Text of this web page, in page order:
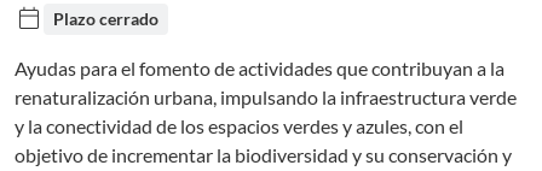
calendar_today Plazo cerrado
Ayudas para el fomento de actividades que contribuyan a la
renaturalización urbana, impulsando la infraestructura verde
y la conectividad de los espacios verdes y azules, con el
objetivo de incrementar la biodiversidad y su conservación y